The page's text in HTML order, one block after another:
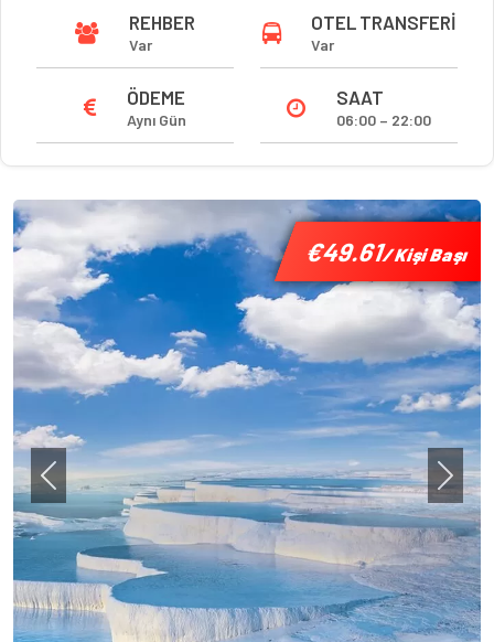
REHBER
Var
OTEL TRANSFERI
Var
ÖDEME
Aynı Gün
SAAT
06:00 – 22:00
€49.61/ Kişi Başı
€49.61/ Kişi Başı
€49.61/ Kişi Başı
Previous Next